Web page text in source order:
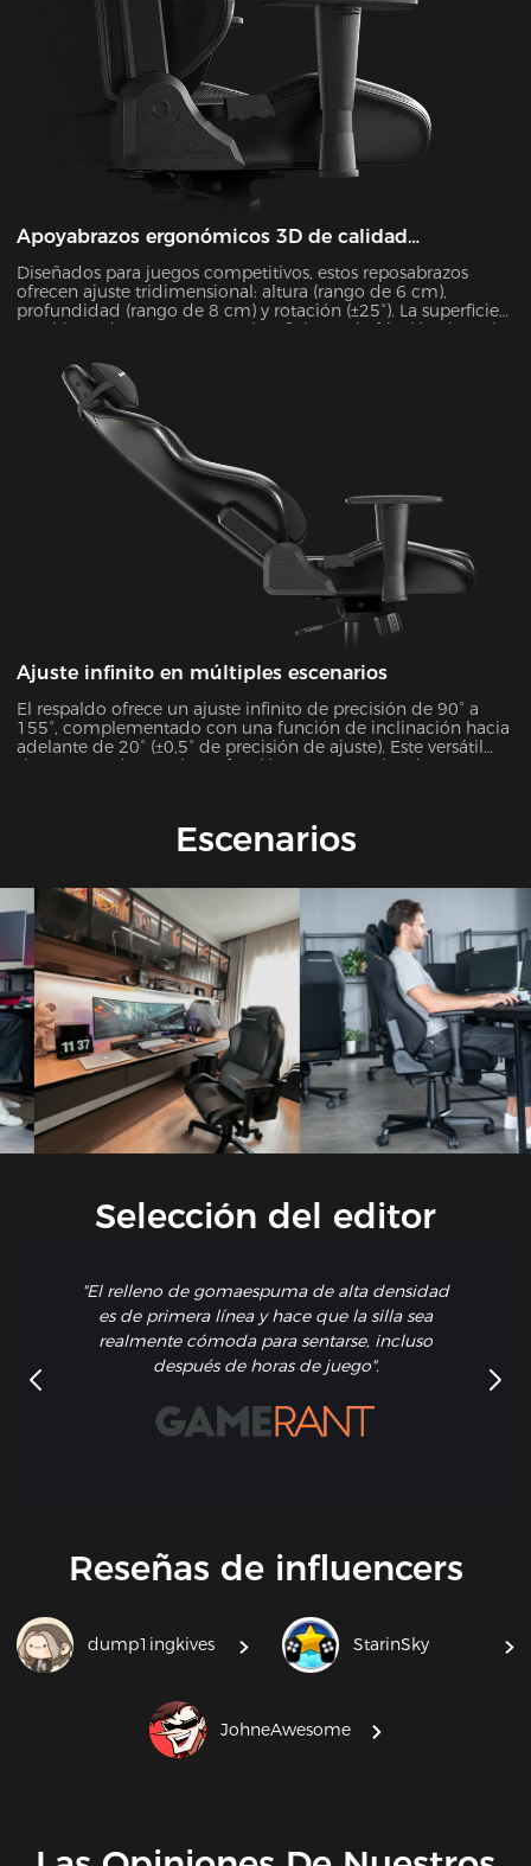
Apoyabrazos ergonómicos 3D de calidad
profesional
Diseñados para juegos competitivos, estos reposabrazos
ofrecen ajuste tridimensional: altura (rango de 6 cm),
profundidad (rango de 8 cm) y rotación (±25°). La superficie
recubierta de espuma PURE (coeficiente de fricción de 0,8)
de peso y proporcionando una estabilidad excepcional
durante sesiones de juego intensas.
Ajuste infinito en múltiples escenarios
El respaldo ofrece un ajuste infinito de precisión de 90° a
155°, complementado con una función de inclinación hacia
adelante de 20° (±0,5° de precisión de ajuste). Este versátil
sistema se adapta a la perfección a 7 escenarios de uso
Escenarios
Selección del editor
"El relleno de gomaespuma de alta densidad
es de primera línea y hace que la silla sea
realmente cómoda para sentarse, incluso
después de horas de juego".
Reseñas de influencers
dump1ingkives StarinSky
JohneAwesome